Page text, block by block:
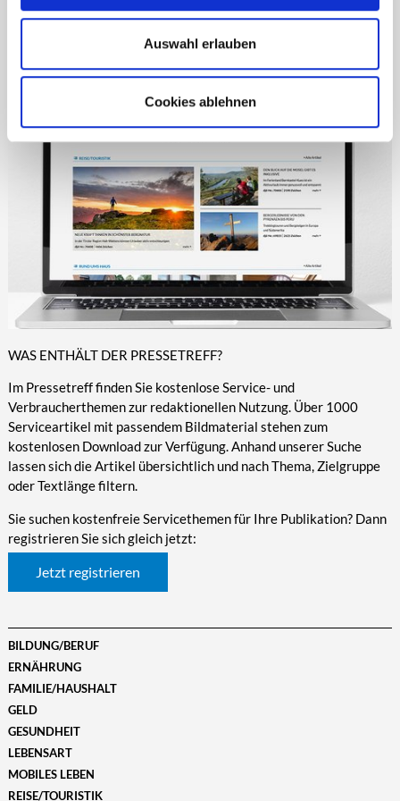
Auswahl erlauben
Cookies ablehnen
dergleichen. Wir finanzieren unsere redaktionellen
Dienstleistungen durch unsere
WAS ENTHÄLT DER PRESSETREFF?
Im Pressetreff finden Sie kostenlose Service- und
Verbraucherthemen zur redaktionellen Nutzung. Über 1000
Serviceartikel mit passendem Bildmaterial stehen zum
kostenlosen Download zur Verfügung. Anhand unserer Suche
lassen sich die Artikel übersichtlich und nach Thema, Zielgruppe
oder Textlänge filtern.
Sie suchen kostenfreie Servicethemen für Ihre Publikation? Dann
registrieren Sie sich gleich jetzt:
Jetzt registrieren
BILDUNG/BERUF
ERNÄHRUNG
FAMILIE/HAUSHALT
GELD
GESUNDHEIT
LEBENSART
MOBILES LEBEN
REISE/TOURISTIK